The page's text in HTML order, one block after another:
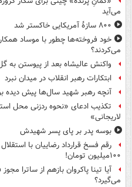
می‌آید
۸۰۰ سازۀ آمریکایی خاکستر شد
خود فروخته‌ها چطور با موساد
می‌کردند؟
واکنش عالیشاه بعد از پیوستن به
ابتکارات رهبر انقلاب در میدان نبرد
آنچه رهبر شهید سال‌ها پیش دیده
تکذیب ادعای «نحوه ردزنی محل
لاریجانی»
بوسه‌ پدر بر پای پسر شهیدش
رقم فسخ قرارداد رضاییان با
۱۰۰میلیون تومان!
آیا تینا پاکروان بازهم از ساترا
می‌گیرد؟